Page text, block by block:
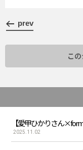
prev
こ
【愛甲ひかりさん
2025.11.02